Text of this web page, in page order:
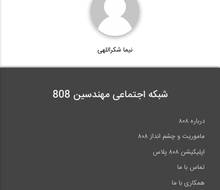
نیما شکراللهی
شبکه اجتماعی مهندسین 808
درباره ۸۰۸
ماموریت و چشم انداز ۸۰۸
اپلیکیشن ۸۰۸ پلاس
تماس با ما
همکاری با ما